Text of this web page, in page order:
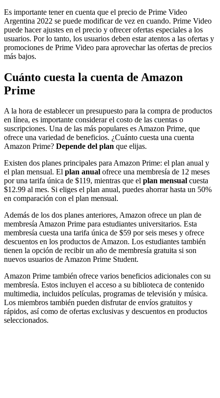
Es importante tener en cuenta que el precio de Prime Video
Argentina 2022 se puede modificar de vez en cuando. Prime Video
puede hacer ajustes en el precio y ofrecer ofertas especiales a los
usuarios. Por lo tanto, los usuarios deben estar atentos a las ofertas y
promociones de Prime Video para aprovechar las ofertas de precios
más bajos.
Cuánto cuesta la cuenta de Amazon
Prime
A la hora de establecer un presupuesto para la compra de productos
en línea, es importante considerar el costo de las cuentas o
suscripciones. Una de las más populares es Amazon Prime, que
ofrece una variedad de beneficios. ¿Cuánto cuesta una cuenta
Amazon Prime? Depende del plan que elijas.
Existen dos planes principales para Amazon Prime: el plan anual y
el plan mensual. El plan anual ofrece una membresía de 12 meses
por una tarifa única de $119, mientras que el plan mensual cuesta
$12.99 al mes. Si eliges el plan anual, puedes ahorrar hasta un 50%
en comparación con el plan mensual.
Además de los dos planes anteriores, Amazon ofrece un plan de
membresía Amazon Prime para estudiantes universitarios. Esta
membresía cuesta una tarifa única de $59 por seis meses y ofrece
descuentos en los productos de Amazon. Los estudiantes también
tienen la opción de recibir un año de membresía gratuita si son
nuevos usuarios de Amazon Prime Student.
Amazon Prime también ofrece varios beneficios adicionales con su
membresía. Estos incluyen el acceso a su biblioteca de contenido
multimedia, incluidos películas, programas de televisión y música.
Los miembros también pueden disfrutar de envíos gratuitos y
rápidos, así como de ofertas exclusivas y descuentos en productos
seleccionados.